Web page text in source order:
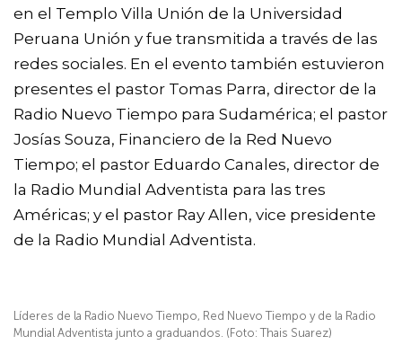
en el Templo Villa Unión de la Universidad
Peruana Unión y fue transmitida a través de las
redes sociales. En el evento también estuvieron
presentes el pastor Tomas Parra, director de la
Radio Nuevo Tiempo para Sudamérica; el pastor
Josías Souza, Financiero de la Red Nuevo
Tiempo; el pastor Eduardo Canales, director de
la Radio Mundial Adventista para las tres
Américas; y el pastor Ray Allen, vice presidente
de la Radio Mundial Adventista.
Líderes de la Radio Nuevo Tiempo, Red Nuevo Tiempo y de la Radio
Mundial Adventista junto a graduandos. (Foto: Thais Suarez)